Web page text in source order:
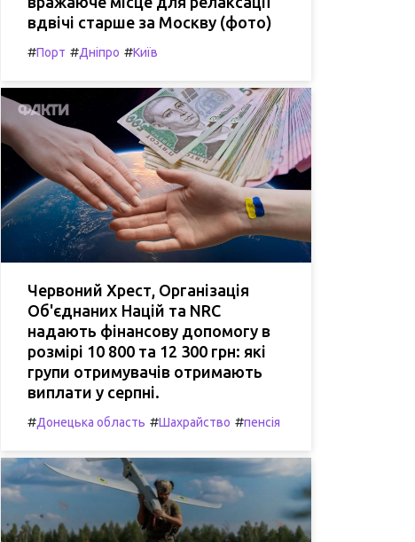
вдвічі старше за Москву (фото)
#Порт #Дніпро #Київ
Червоний Хрест, Організація
Об'єднаних Націй та NRC
надають фінансову допомогу в
розмірі 10 800 та 12 300 грн: які
групи отримувачів отримають
виплати у серпні.
#Донецька область #Шахрайство #пенсія